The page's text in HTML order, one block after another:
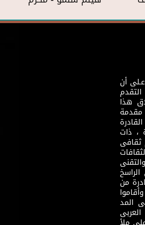
أن
هذا
مقدمة
، ذات
يناير و30 يونيو) بزخم ثقافى
من
المد